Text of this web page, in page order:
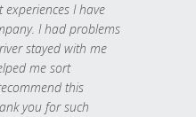
experiences I have
I had problems
stayed with me
me sort
this
you for such